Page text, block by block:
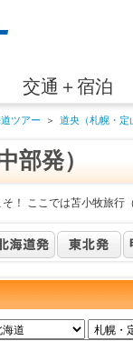
交通＋宿泊
ツアー ＞ 道央（札幌・定
部発）
！ ここでは苫小牧旅行